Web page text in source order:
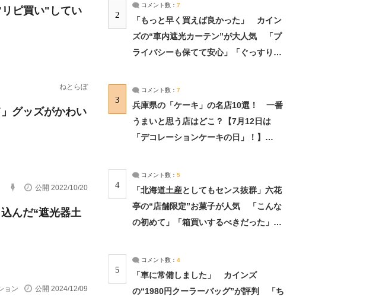
ピ買い"してい
ねとらぼ
グッズがかわい
公開 2022/10/20
んだ“遮光器土
ョン 公開 2024/12/09
2
コメント数： 7
「もっと早く買えば良かった」 カイン
ズの“車内遮光カーテン”が大人気 「プ
ライバシーも保てて安心」「ぐっすり眠
3
コメント数： 7
兵庫県の「ケーキ」の名店10選！ 一番
うまいと思う店はどこ？【7月12日は
「デコレーションケーキの日」！】
4
コメント数： 5
「北海道土産としてもセンス抜群」六花
亭の“店舗限定”お菓子が人気 「こんな
の初めて」「箱買いするべきだった」
5
コメント数： 4
「車に常備しました」 カインズ
の“1980円クーラーバッグ”が評判 「ち